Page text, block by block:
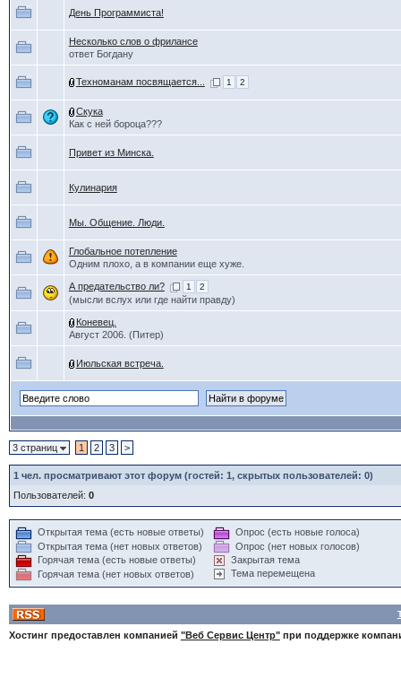
День Программиста!
Несколько слов о фрилансе
ответ Богдану
Техноманам посвящается... 1 2
Скука
Как с ней бороца???
Привет из Минска.
Кулинария
Мы. Общение. Люди.
Глобальное потепление
Одним плохо, а в компании еще хуже.
А предательство ли? 1 2
(мысли вслух или где найти правду)
Коневец.
Август 2006. (Питер)
Июльская встреча.
3 страниц 1 2 3 >
1 чел. просматривают этот форум (гостей: 1, скрытых пользователей: 0)
Пользователей: 0
Открытая тема (есть новые ответы)
Открытая тема (нет новых ответов)
Горячая тема (есть новые ответы)
Горячая тема (нет новых ответов)
Опрос (есть новые голоса)
Опрос (нет новых голосов)
Закрытая тема
Тема перемещена
Хостинг предоставлен компанией "Веб Сервис Центр"при поддержке